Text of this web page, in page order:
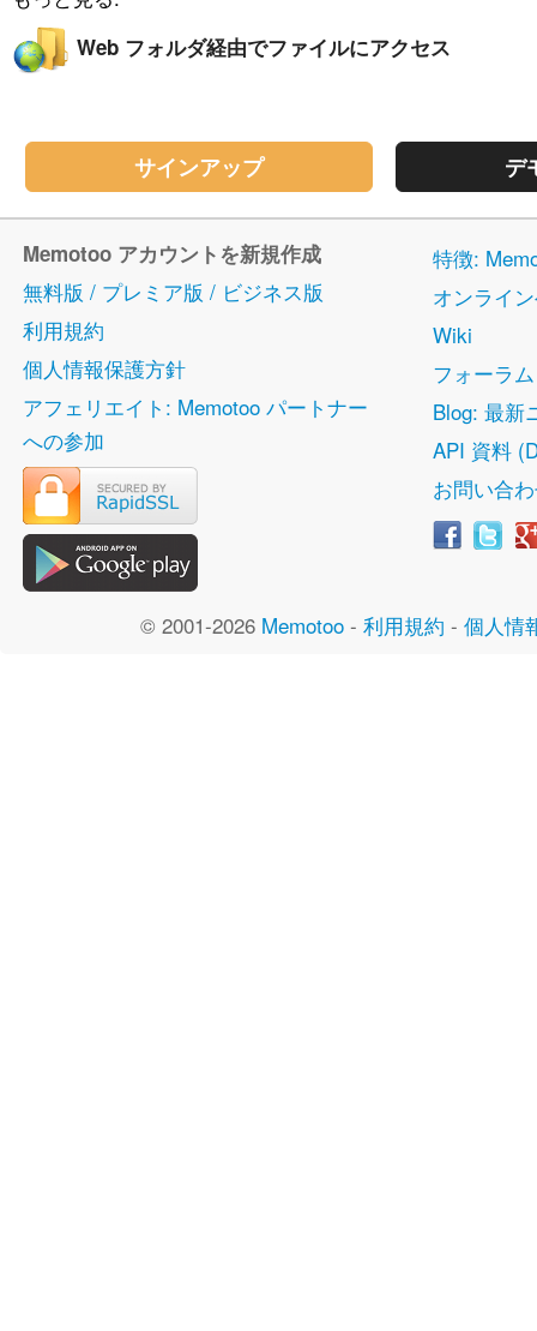
Web フォルダ経由でファイルにアクセス
サインアップ デ
Memotoo アカウントを新規作成
無料版 / プレミア版 / ビジネス版
利用規約
個人情報保護方針
アフェリエイト: Memotoo パートナー
への参加
特徴:
オンライ
Wiki
フォーラム
Blog: 最新
API 資料
お問い合
© 2001-2026 Memotoo - 利用規約 - 個人情